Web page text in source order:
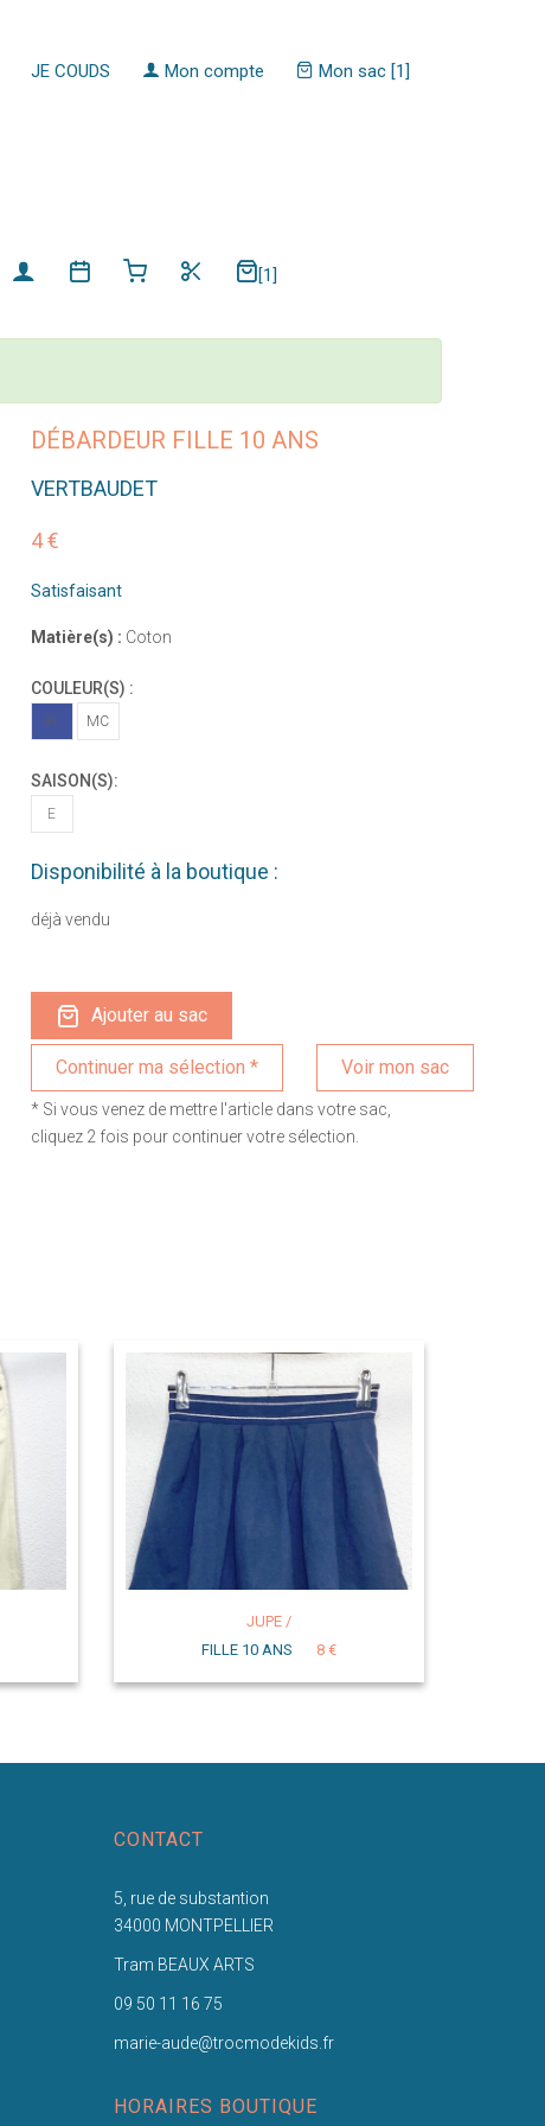
JE COUDS Mon compte Mon sac [1]
[1]
DÉBARDEUR FILLE 10 ANS
VERTBAUDET
4 €
Satisfaisant
Matière(s) : Coton
COULEUR(S) :
BL MC
SAISON(S):
E
Disponibilité à la boutique :
déjà vendu
Ajouter au sac
Voir mon sac
* Si vous venez de mettre l'article dans votre sac,
cliquez 2 fois pour continuer votre sélection.
JUPE /
FILLE 10 ANS
8 €
CONTACT
5, rue de substantion
34000 MONTPELLIER
Tram BEAUX ARTS
09 50 11 16 75
marie-aude@trocmodekids.fr
HORAIRES BOUTIQUE